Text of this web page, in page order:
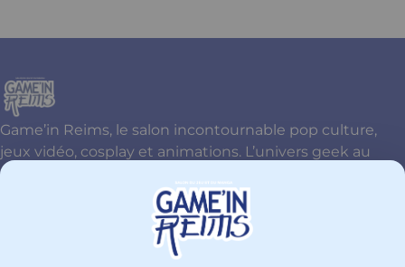
Game’in Reims, le salon incontournable pop culture,
jeux vidéo, cosplay et animations. L’univers geek au
cœur de Reims !